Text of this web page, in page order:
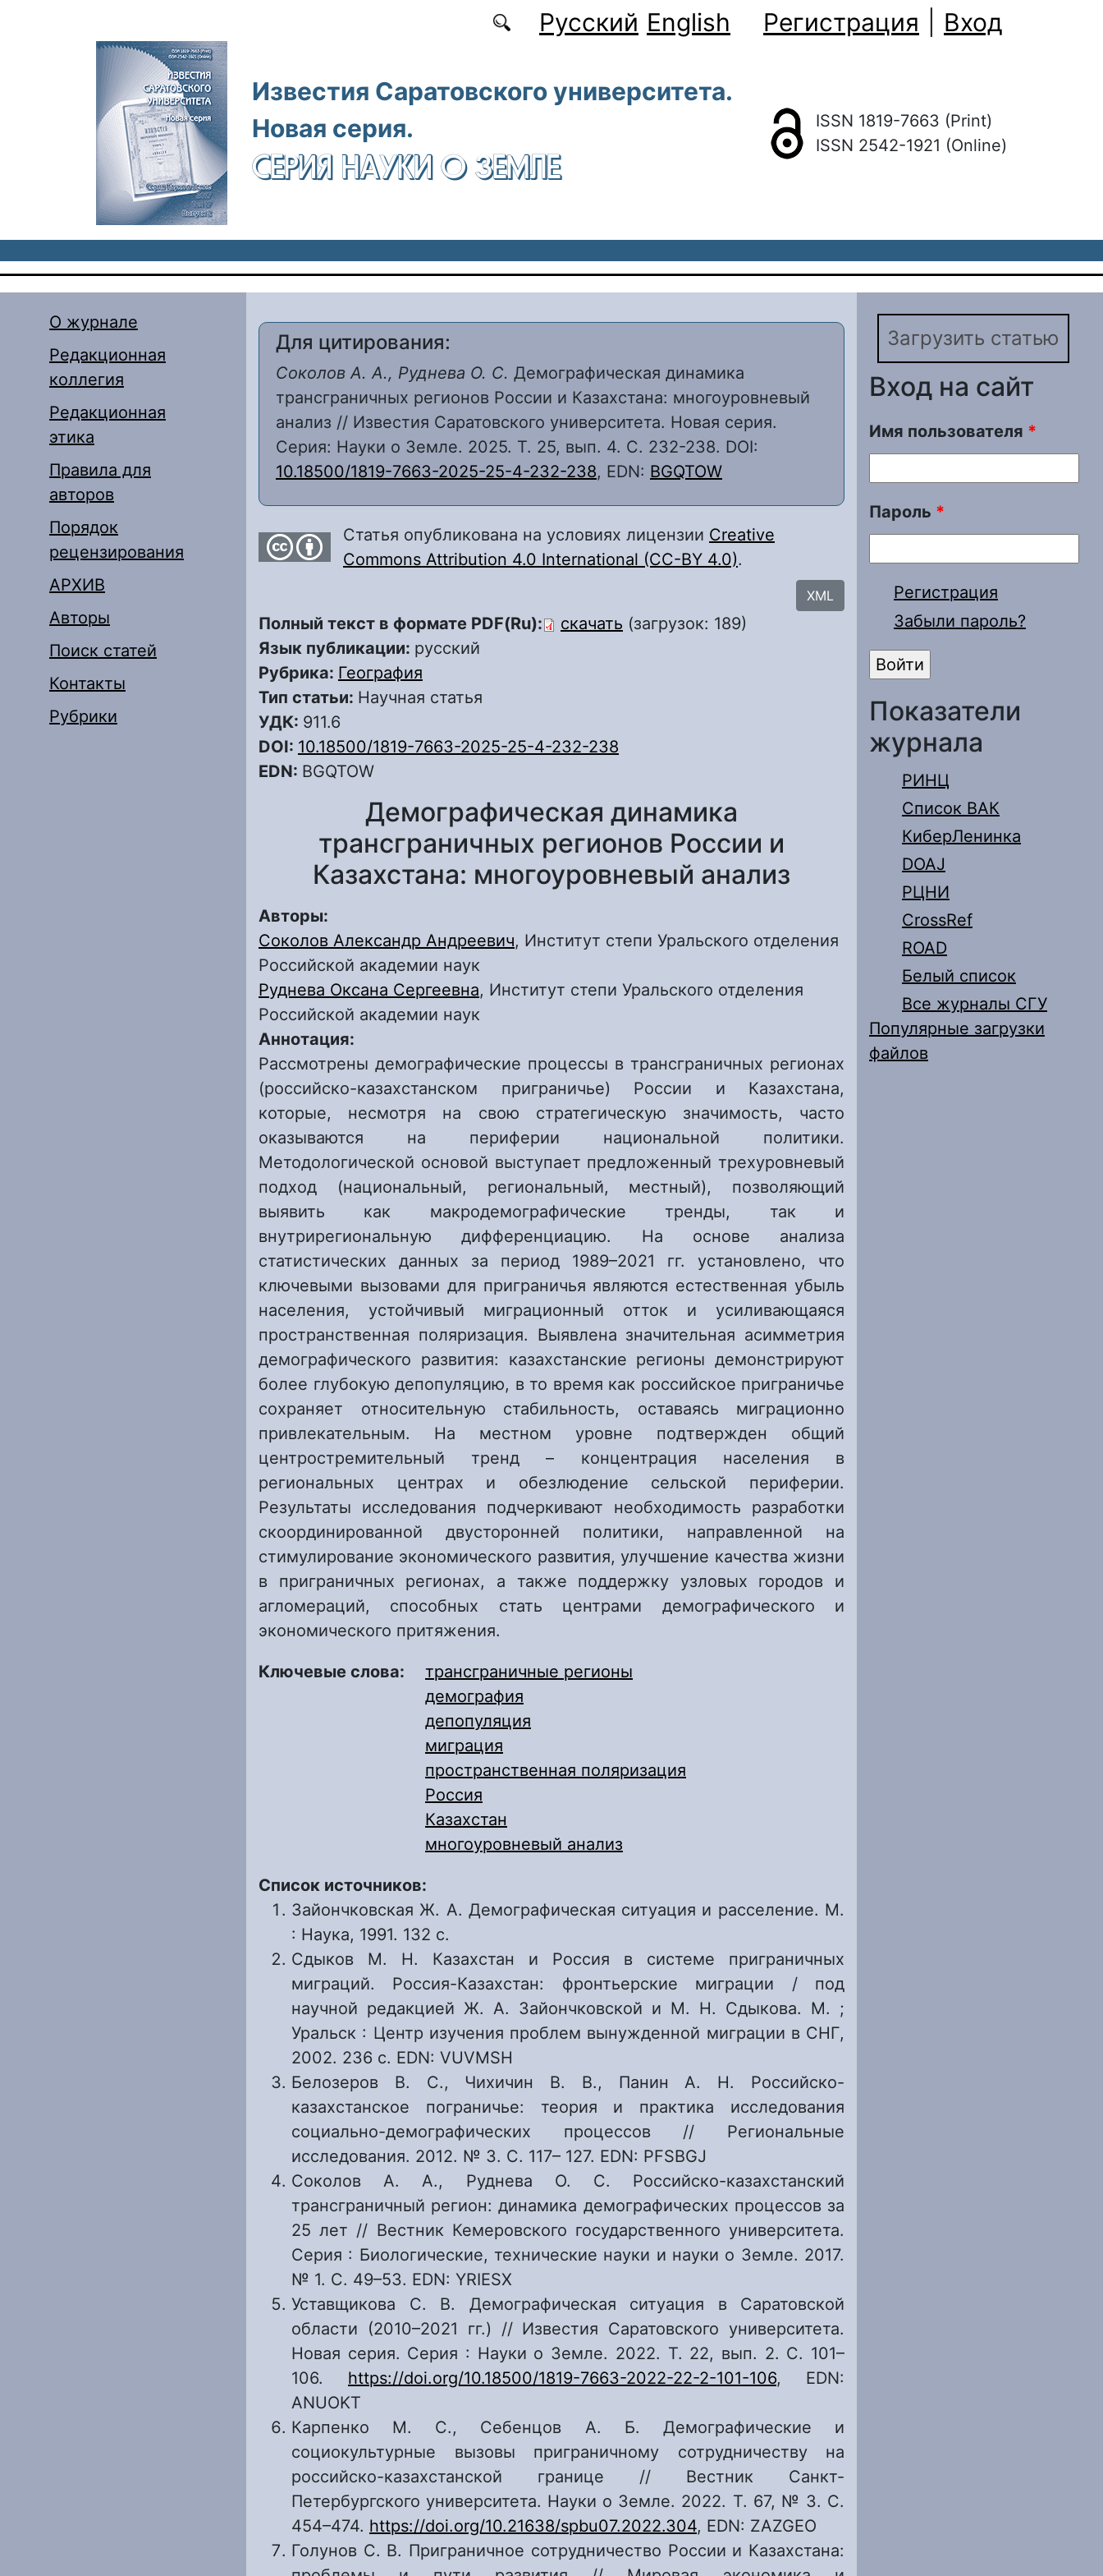
Русский English Регистрация Вход
Известия Саратовского университета.
Новая серия.
СЕРИЯ НАУКИ О ЗЕМЛЕ
ISSN 1819-7663 (Print)
ISSN 2542-1921 (Online)
О журнале
Редакционная
коллегия
Редакционная
этика
Правила для
авторов
Порядок
рецензирования
АРХИВ
Авторы
Поиск статей
Контакты
Рубрики
Для цитирования:
Соколов А. А., Руднева О. С. Демографическая динамика
трансграничных регионов России и Казахстана: многоуровневый
анализ // Известия Саратовского университета. Новая серия.
Серия: Науки о Земле. 2025. Т. 25, вып. 4. С. 232-238. DOI:
10.18500/1819-7663-2025-25-4-232-238, EDN: BGQTOW
Статья опубликована на условиях лицензии Creative
Commons Attribution 4.0 International (CC-BY 4.0).
XML
Полный текст в формате PDF(Ru): скачать (загрузок: 189)
Язык публикации: русский
Рубрика: География
Тип статьи: Научная статья
УДК: 911.6
DOI: 10.18500/1819-7663-2025-25-4-232-238
EDN: BGQTOW
Демографическая динамика
трансграничных регионов России и
Казахстана: многоуровневый анализ
Авторы:
Соколов Александр Андреевич, Институт степи Уральского отделения
Российской академии наук
Руднева Оксана Сергеевна, Институт степи Уральского отделения
Российской академии наук
Аннотация:
Рассмотрены демографические процессы в трансграничных регионах
(российско-казахстанском приграничье) России и Казахстана,
которые, несмотря на свою стратегическую значимость, часто
оказываются на периферии национальной политики.
Методологической основой выступает предложенный трехуровневый
подход (национальный, региональный, местный), позволяющий
выявить как макродемографические тренды, так и
внутрирегиональную дифференциацию. На основе анализа
статистических данных за период 1989–2021 гг. установлено, что
ключевыми вызовами для приграничья являются естественная убыль
населения, устойчивый миграционный отток и усиливающаяся
пространственная поляризация. Выявлена значительная асимметрия
демографического развития: казахстанские регионы демонстрируют
более глубокую депопуляцию, в то время как российское приграничье
сохраняет относительную стабильность, оставаясь миграционно
привлекательным. На местном уровне подтвержден общий
центростремительный тренд – концентрация населения в
региональных центрах и обезлюдение сельской периферии.
Результаты исследования подчеркивают необходимость разработки
скоординированной двусторонней политики, направленной на
стимулирование экономического развития, улучшение качества жизни
в приграничных регионах, а также поддержку узловых городов и
агломераций, способных стать центрами демографического и
экономического притяжения.
Ключевые слова:
трансграничные регионы
демография
депопуляция
миграция
пространственная поляризация
Россия
Казахстан
многоуровневый анализ
Список источников:
Зайончковская Ж. А. Демографическая ситуация и расселение. М.
: Наука, 1991. 132 с.
Сдыков М. Н. Казахстан и Россия в системе приграничных
миграций. Россия-Казахстан: фронтьерские миграции / под
научной редакцией Ж. А. Зайончковской и М. Н. Сдыкова. М. ;
Уральск : Центр изучения проблем вынужденной миграции в СНГ,
2002. 236 с. EDN: VUVMSH
Белозеров В. С., Чихичин В. В., Панин А. Н. Российско-
казахстанское пограничье: теория и практика исследования
социально-демографических процессов // Региональные
исследования. 2012. № 3. С. 117– 127. EDN: PFSBGJ
Соколов А. А., Руднева О. С. Российско-казахстанский
трансграничный регион: динамика демографических процессов за
25 лет // Вестник Кемеровского государственного университета.
Серия : Биологические, технические науки и науки о Земле. 2017.
№ 1. С. 49–53. EDN: YRIESX
Уставщикова С. В. Демографическая ситуация в Саратовской
области (2010–2021 гг.) // Известия Саратовского университета.
Новая серия. Серия : Науки о Земле. 2022. Т. 22, вып. 2. С. 101–
106. https://doi.org/10.18500/1819-7663-2022-22-2-101-106, EDN:
ANUOKT
Карпенко М. С., Себенцов А. Б. Демографические и
социокультурные вызовы приграничному сотрудничеству на
российско-казахстанской границе // Вестник Санкт-
Петербургского университета. Науки о Земле. 2022. Т. 67, № 3. С.
454–474. https://doi.org/10.21638/spbu07.2022.304, EDN: ZAZGEO
Голунов С. В. Приграничное сотрудничество России и Казахстана:
Загрузить статью
Вход на сайт
Имя пользователя *
Пароль *
Регистрация
Забыли пароль?
Показатели
журнала
РИНЦ
Список ВАК
КиберЛенинка
DOAJ
РЦНИ
CrossRef
ROAD
Белый список
Все журналы СГУ
Популярные загрузки
файлов